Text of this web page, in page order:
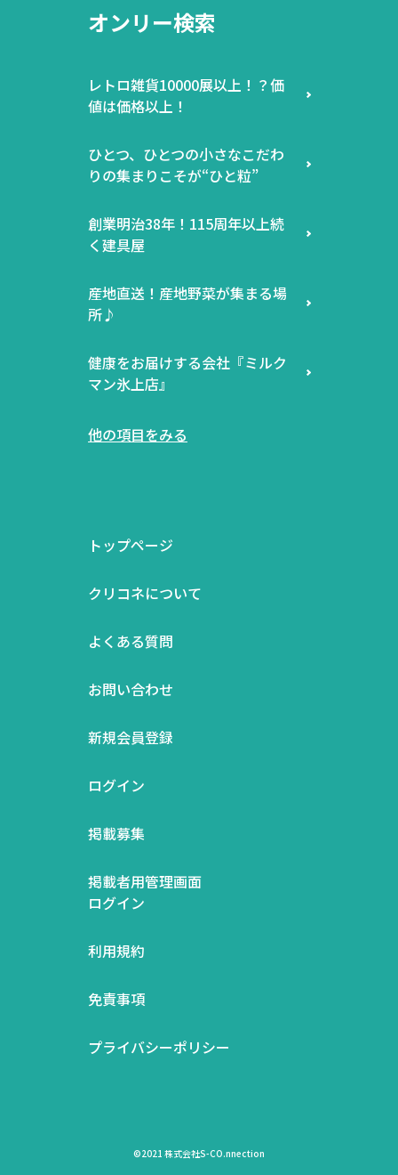
オンリー検索
レトロ雑貨10000展以上！？価
値は価格以上！
ひとつ、ひとつの小さなこだわ
りの集まりこそが“ひと粒”
創業明治38年！115周年以上続
く建具屋
産地直送！産地野菜が集まる場
所♪
健康をお届けする会社『ミルク
マン氷上店』
他の項目をみる
トップページ
クリコネについて
よくある質問
お問い合わせ
新規会員登録
ログイン
掲載募集
掲載者用管理画面
ログイン
利用規約
免責事項
プライバシーポリシー
©2021 株式会社S-CO.nnection